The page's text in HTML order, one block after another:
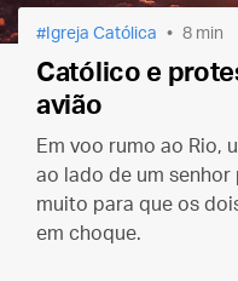
Igreja Católica 8 min
Católico e
avião
Em voo rumo ao Rio,
ao lado de um
muito para que os
em choque.